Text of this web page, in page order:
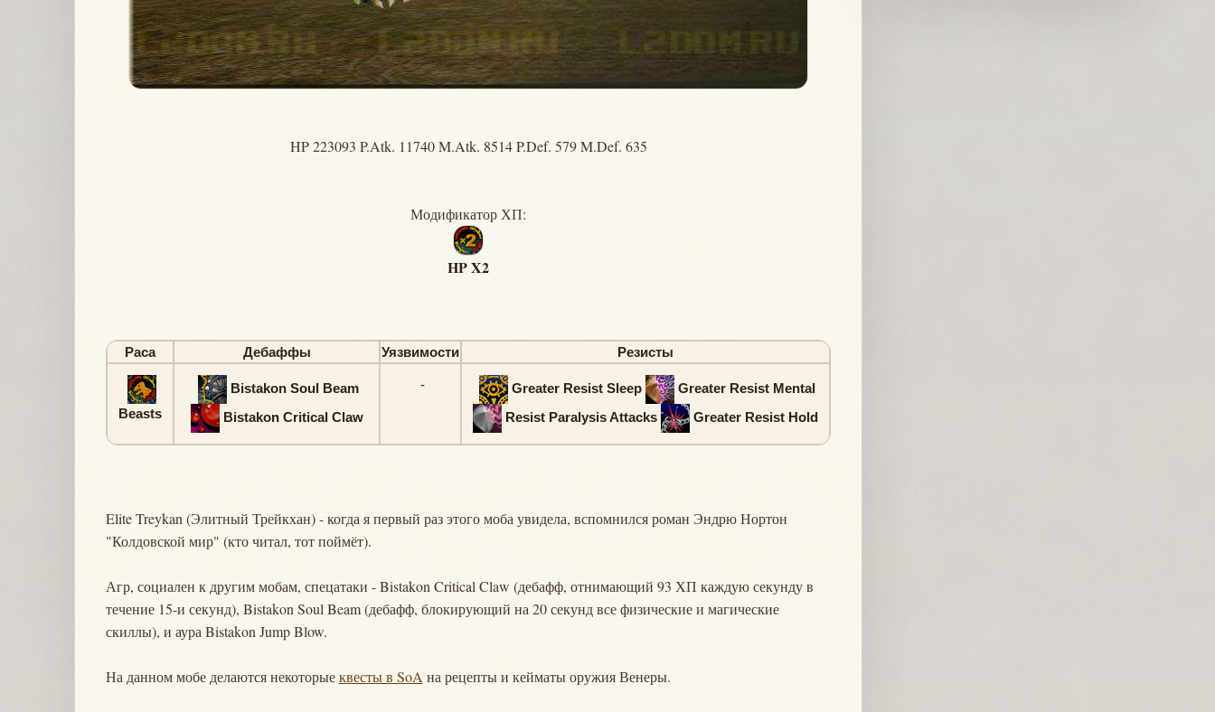
HP 223093 P.Atk. 11740 M.Atk. 8514 P.Def. 579 M.Def. 635
Модификатор ХП:
HP X2
Раса Дебаффы Уязвимости Резисты
Beasts
Bistakon Soul Beam
Bistakon Critical Claw
- Greater Resist Sleep
Greater Resist Mental
Resist Paralysis Attacks
Greater Resist Hold
Elite Treykan (Элитный Трейкхан) - когда я первый раз этого моба увидела, вспомнился роман Эндрю Нортон
"Колдовской мир" (кто читал, тот поймёт).
Агр, социален к другим мобам, спецатаки - Bistakon Critical Claw (дебафф, отнимающий 93 ХП каждую секунду в
течение 15-и секунд), Bistakon Soul Beam (дебафф, блокирующий на 20 секунд все физические и магические
скиллы), и аура Bistakon Jump Blow.
На данном мобе делаются некоторыеквесты в SoA на рецепты и кейматы оружия Венеры.